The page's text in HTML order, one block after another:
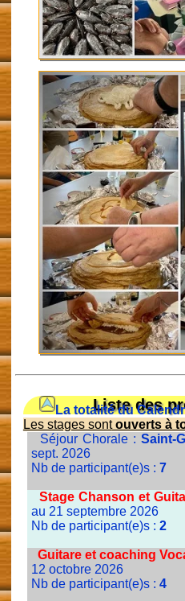
Liste des
La totalité du
Les stages sontouverts à
Séjour Chorale : Saint-
sept. 2026
Nb de participant(e)s : 7
Stage Chanson et
au 21 septembre 2026
Nb de participant(e)s : 2
Guitare et coaching
12 octobre 2026
Nb de participant(e)s : 4